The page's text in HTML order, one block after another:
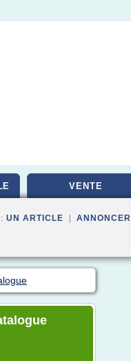
VENTE
UN ARTICLE ANNONCER